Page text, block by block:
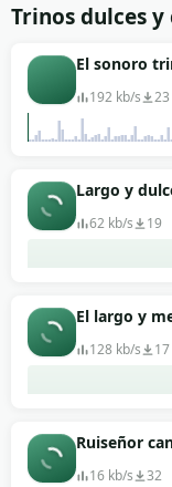
Trinos dulces y
El sonoro
192 kb/s 23
Largo y
62 kb/s 19
El largo y
128 kb/s 17
Ruiseñor
16 kb/s 32